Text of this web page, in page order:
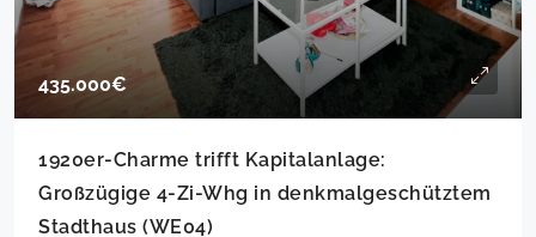
435.000€
1920er-Charme trifft Kapitalanlage:
Großzügige 4-Zi-Whg in denkmalgeschütztem
Stadthaus (WE04)